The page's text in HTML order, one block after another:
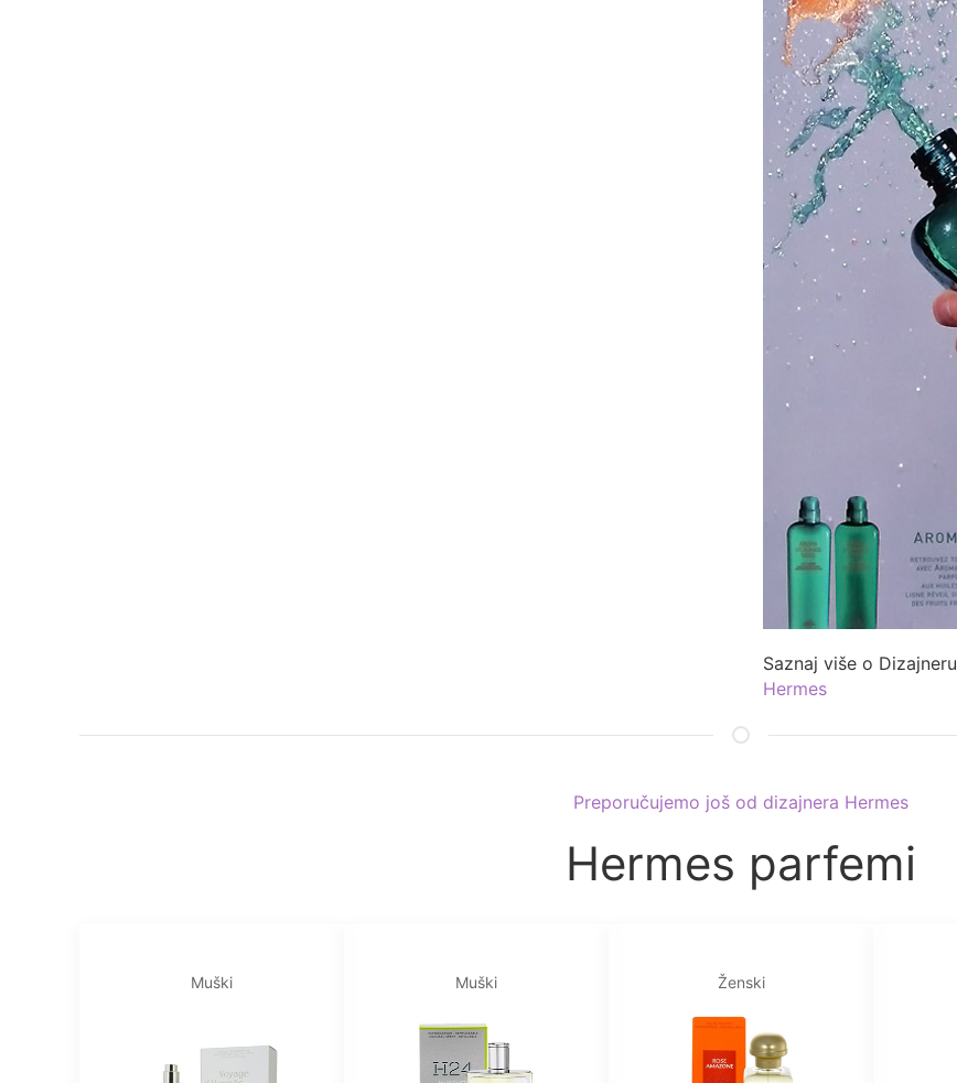
Saznaj više o Dizajneru
Hermes
Preporučujemo još od dizajnera Hermes
Hermes parfemi
Muški Muški Ženski